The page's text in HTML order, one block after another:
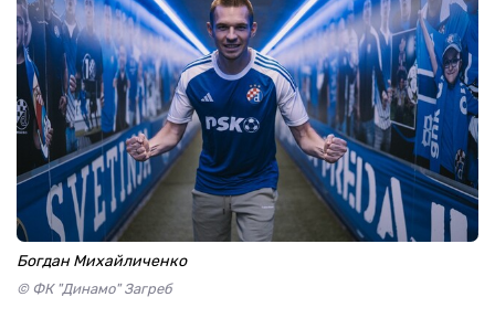
Богдан Михайличенко
© ФК "Динамо" Загреб